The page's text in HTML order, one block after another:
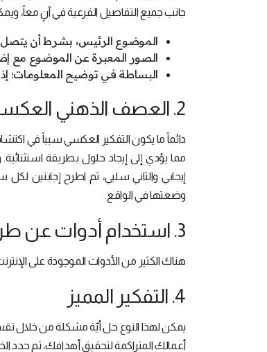
جانب جميع التفاصيل الفرعية في آنٍ معاً،
الموضوع الرئيس، بشرط أن يتصل
الصور المعبرة عن الموضوع مع
البساطة في توضيح المعلومات؛
2. العصف الذهني العكسي
دائماً ما يكون التفكير العكسي سبباً في
مما يؤدي إلى إيجاد حلول بطريقة
إيجابي والثاني سلبي، ثم اطرح إجابتين
وضعتها في الواقع.
3. استخدام أدوات عن طريق الإنترنت
هناك الكثير من الأدوات الموجودة على
4. التفكير المميز
يمكن لهذا النوع حل أيّة مشكلة من خلال
أعمالك المتراكمة لتحقيق أهدافك، ثم حدد